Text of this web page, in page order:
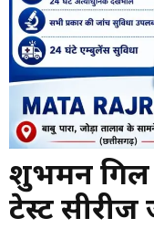
शुभमन गिल
टेस्ट सीरीज